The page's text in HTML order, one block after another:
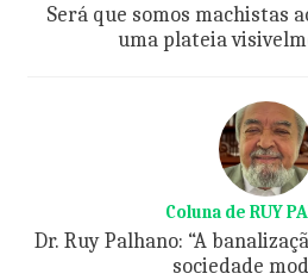
Será que somos machistas
uma plateia
Coluna de RUY
Dr. Ruy Palhano: “A
sociedade